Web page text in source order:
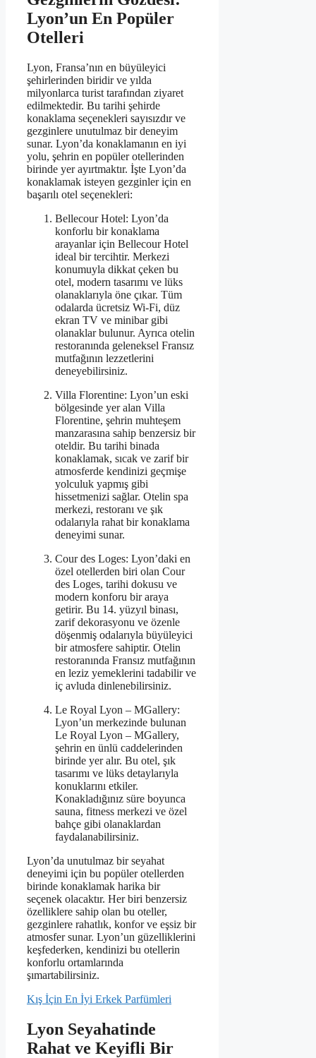
Lyon’un En Popüler
Otelleri
Lyon, Fransa’nın en büyüleyici
şehirlerinden biridir ve yılda
milyonlarca turist tarafından ziyaret
edilmektedir. Bu tarihi şehirde
konaklama seçenekleri sayısızdır ve
gezginlere unutulmaz bir deneyim
sunar. Lyon’da konaklamanın en iyi
yolu, şehrin en popüler otellerinden
birinde yer ayırtmaktır. İşte Lyon’da
konaklamak isteyen gezginler için en
başarılı otel seçenekleri:
Bellecour Hotel: Lyon’da
konforlu bir konaklama
arayanlar için Bellecour Hotel
ideal bir tercihtir. Merkezi
konumuyla dikkat çeken bu
otel, modern tasarımı ve lüks
olanaklarıyla öne çıkar. Tüm
odalarda ücretsiz Wi-Fi, düz
ekran TV ve minibar gibi
olanaklar bulunur. Ayrıca otelin
restoranında geleneksel Fransız
mutfağının lezzetlerini
deneyebilirsiniz.
Villa Florentine: Lyon’un eski
bölgesinde yer alan Villa
Florentine, şehrin muhteşem
manzarasına sahip benzersiz bir
oteldir. Bu tarihi binada
konaklamak, sıcak ve zarif bir
atmosferde kendinizi geçmişe
yolculuk yapmış gibi
hissetmenizi sağlar. Otelin spa
merkezi, restoranı ve şık
odalarıyla rahat bir konaklama
deneyimi sunar.
Cour des Loges: Lyon’daki en
özel otellerden biri olan Cour
des Loges, tarihi dokusu ve
modern konforu bir araya
getirir. Bu 14. yüzyıl binası,
zarif dekorasyonu ve özenle
döşenmiş odalarıyla büyüleyici
bir atmosfere sahiptir. Otelin
restoranında Fransız mutfağının
en leziz yemeklerini tadabilir ve
iç avluda dinlenebilirsiniz.
Le Royal Lyon – MGallery:
Lyon’un merkezinde bulunan
Le Royal Lyon – MGallery,
şehrin en ünlü caddelerinden
birinde yer alır. Bu otel, şık
tasarımı ve lüks detaylarıyla
konuklarını etkiler.
Konakladığınız süre boyunca
sauna, fitness merkezi ve özel
bahçe gibi olanaklardan
faydalanabilirsiniz.
Lyon’da unutulmaz bir seyahat
deneyimi için bu popüler otellerden
birinde konaklamak harika bir
seçenek olacaktır. Her biri benzersiz
özelliklere sahip olan bu oteller,
gezginlere rahatlık, konfor ve eşsiz bir
atmosfer sunar. Lyon’un güzelliklerini
keşfederken, kendinizi bu otellerin
konforlu ortamlarında
şımartabilirsiniz.
Kış İçin En İyi Erkek Parfümleri
Lyon Seyahatinde
Rahat ve Keyifli Bir